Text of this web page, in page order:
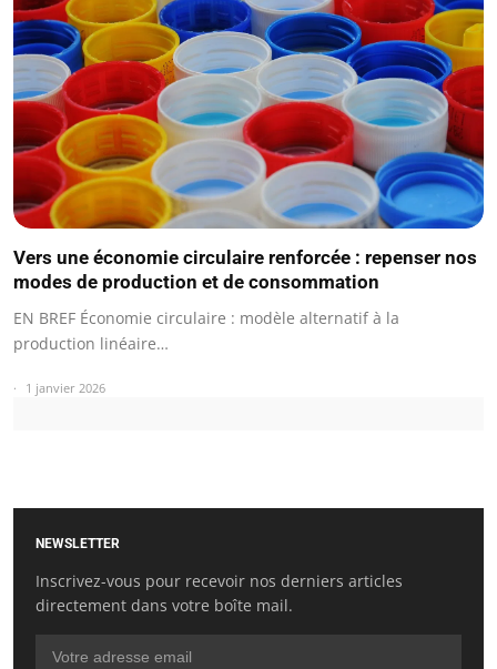
Vers une économie circulaire renforcée : repenser nos
modes de production et de consommation
EN BREF Économie circulaire : modèle alternatif à la
production linéaire…
1 janvier 2026
NEWSLETTER
Inscrivez-vous pour recevoir nos derniers articles
directement dans votre boîte mail.